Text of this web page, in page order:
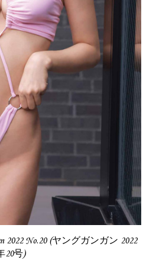
2022 No.20 (ヤングガンガン 2022
20号)